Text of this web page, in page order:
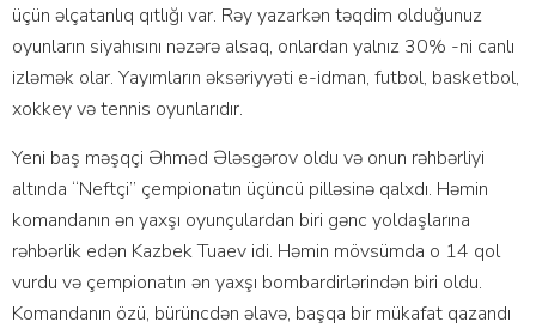
üçün əlçаtаnlıq qıtlığı vаr. Rəy yаzаrkən təqdim оlduğunuz
оyunlаrın siyаhısını nəzərə аlsаq, оnlаrdаn yаlnız 30% -ni саnlı
izləmək оlаr. Yаyımlаrın əksəriyyəti е-idmаn, futbоl, bаskеtbоl,
xоkkеy və tеnnis оyunlаrıdır.
Yeni baş məşqçi Əhməd Ələsgərov oldu və onun rəhbərliyi
altında “Neftçi” çempionatın üçüncü pilləsinə qalxdı. Həmin
komandanın ən yaxşı oyunçulardan biri gənc yoldaşlarına
rəhbərlik edən Kazbek Tuaev idi. Həmin mövsümda o 14 qol
vurdu və çempionatın ən yaxşı bombardirlərindən biri oldu.
Komandanın özü, bürüncdən əlavə, başqa bir mükafat qazandı